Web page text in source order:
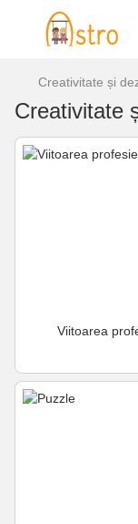
Creativitate și
Creativitate
Viitoarea